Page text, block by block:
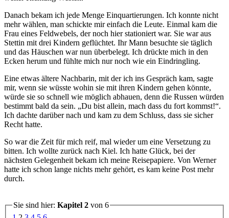
Danach bekam ich jede Menge Einquartierungen. Ich konnte nicht
mehr wählen, man schickte mir einfach die Leute. Einmal kam die
Frau eines Feldwebels, der noch hier stationiert war. Sie war aus
Stettin mit drei Kindern geflüchtet. Ihr Mann besuchte sie täglich
und das Häuschen war nun überbelegt. Ich drückte mich in den
Ecken herum und fühlte mich nur noch wie ein Eindringling.
Eine etwas ältere Nachbarin, mit der ich ins Gespräch kam, sagte
mir, wenn sie wüsste wohin sie mit ihren Kindern gehen könnte,
würde sie so schnell wie möglich abhauen, denn die Russen würden
bestimmt bald da sein.
Du bist allein, mach dass du fort kommst! .
Ich dachte darüber nach und kam zu dem Schluss, dass sie sicher
Recht hatte.
So war die Zeit für mich reif, mal wieder um eine Versetzung zu
bitten. Ich wollte zurück nach Kiel. Ich hatte Glück, bei der
nächsten Gelegenheit bekam ich meine Reisepapiere. Von Werner
hatte ich schon lange nichts mehr gehört, es kam keine Post mehr
durch.
Sie sind hier: Kapitel 2 von 6